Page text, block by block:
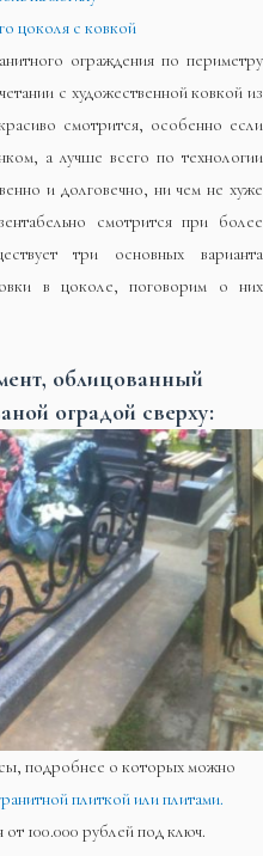
цоколя с ковкой
ограждения по периметру
с художественной ковкой из
смотрится, особенно если
а лучше всего по технологии
и долговечно, ни чем не хуже
смотрится при более
три основных варианта
в цоколе, поговорим о них
облицованный
оградой сверху:
подробнее о которых можно
плиткой или плитами.
от 100.000 рублей под ключ.